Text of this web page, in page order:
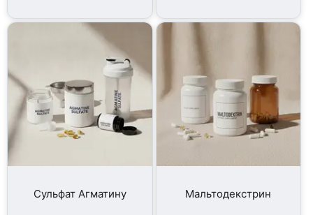
Сульфат Агматину Мальтодекстрин